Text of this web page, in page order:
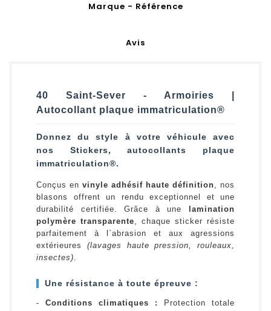
Marque - Référence
Avis
40 Saint-Sever - Armoiries |
Autocollant plaque immatriculation®
Donnez du style à votre véhicule avec
nos Stickers, autocollants plaque
immatriculation®.
Conçus en vinyle adhésif haute définition, nos
blasons offrent un rendu exceptionnel et une
durabilité certifiée. Grâce à une
lamination
polymère transparente, chaque sticker résiste
parfaitement à l`abrasion et aux agressions
extérieures (lavages haute pression, rouleaux,
insectes).
Une résistance à toute épreuve :
- Conditions climatiques :
Protection totale